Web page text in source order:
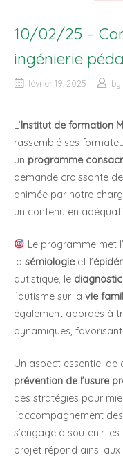
10/02/25 –
ingénierie
février 19, 2025 by
L’Institut de formation
rassemblé ses
un programme
demande croissante
animée par notre
un contenu en
Le programme met
la sémiologie et l’
autistique, le
l’autisme sur la vie
également abordés à
dynamiques,
Un aspect essentiel
prévention de l’usure
des stratégies pour
l’accompagnement
s’engage à soutenir
projet répond ainsi